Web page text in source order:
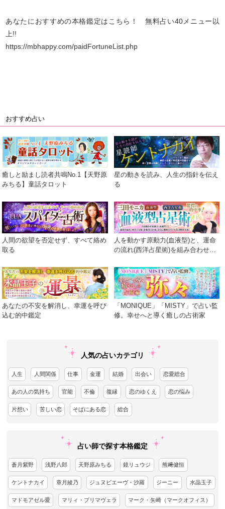
あなたにおすすめの本格鑑定はこちら！ 無料占い40メニュー以
上!!
https://mbhappy.com/paidFortuneList.php
おすすめ占い
癒しと励まし読者共鳴No.1【天野原
みちる】童話タロット
星の動きを読み、人生の指針を伝え
る
人間の欲望を否定せず、すべて絡め
取る
人を動かす原動力(血液型)と、運命
の流れ(西洋占星術)を組み合わせ、
あなたの不安を解消し、幸運を呼び
込む的中鑑定
「MONIQUE」「MISTY」で占い監
修。幸せへと導く癒しの占術家
人気の占いカテゴリ
人生 人間関係 仕事 金運 結婚 出会い 恋愛総合
あの人の気持ち 官能 不倫 復縁 恋のゆくえ 恋の悩み
片想い 苦しい恋 そばにある恋 総合
占い師で探す本格鑑定
蒼月紫野 浅野八郎 天野原みちる 鏡リュウジ 熊﨑健恒
ケントナカイ 章月綾乃 ジュヌビエーヴ・沙羅 ジーニー 水晶玉子
マドモアゼル愛 マリィ・プリマヴェラ マーク・矢崎（マークオフィス）